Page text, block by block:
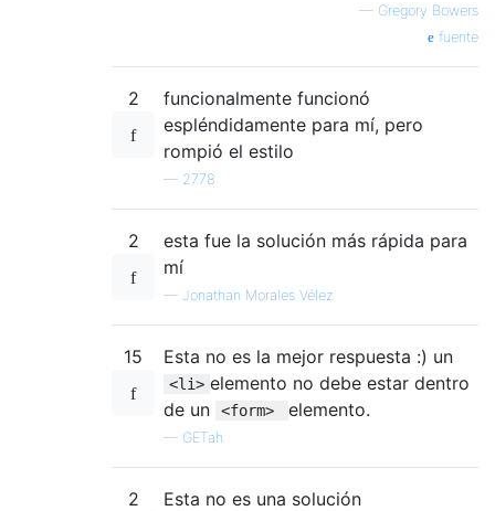
— Gregory Bowers
fuente
2
funcionalmente funcionó
espléndidamente para mí, pero
rompió el estilo
— 2778
2
esta fue la solución más rápida para
mí
— Jonathan Morales Vélez
15 Esta no es la mejor respuesta :) un
<li> elemento no debe estar dentro
de un
<form> elemento.
— GETah
2
Esta no es una solución